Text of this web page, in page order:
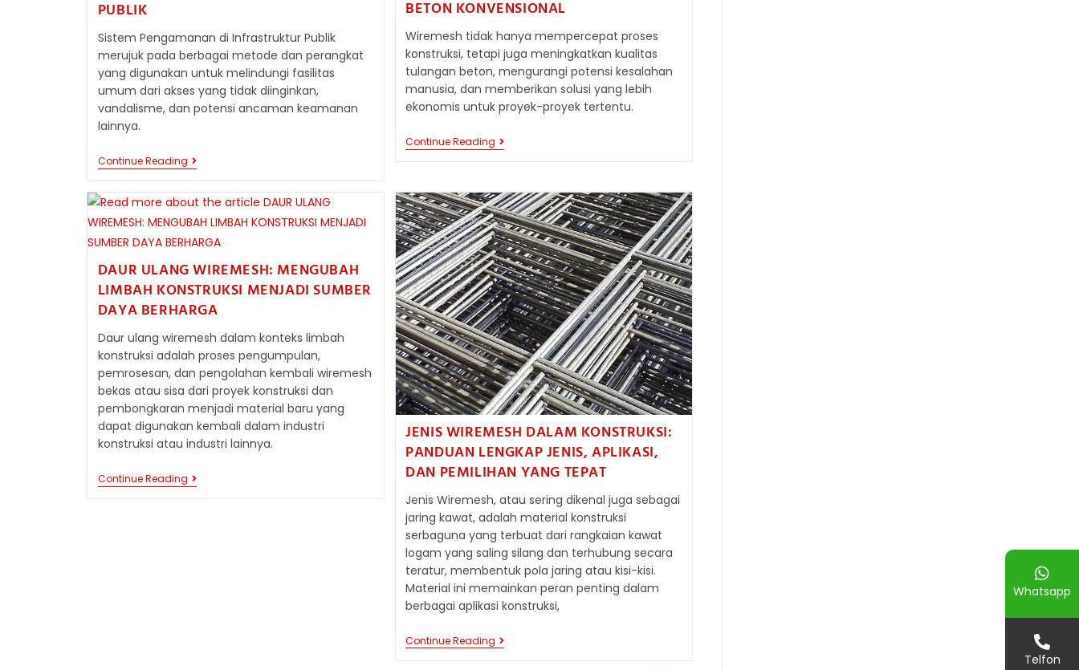
PUBLIK
Sistem Pengamanan di Infrastruktur Publik
merujuk pada berbagai metode dan perangkat
yang digunakan untuk melindungi fasilitas
umum dari akses yang tidak diinginkan,
vandalisme, dan potensi ancaman keamanan
lainnya.
Continue ReadingMANFAAT
WIREMESH
SISTEM
DI
INFRASTRUKTUR
PUBLIK
BETON KONVENSIONAL
Wiremesh tidak hanya mempercepat proses
konstruksi, tetapi juga meningkatkan kualitas
tulangan beton, mengurangi potensi kesalahan
manusia, dan memberikan solusi yang lebih
ekonomis untuk proyek-proyek tertentu.
Continue Reading KEUNTUNGAN
MENGGUNAKAN
TULANGAN
BETON
KONVENSIONAL
DAUR ULANG WIREMESH: MENGUBAH
LIMBAH KONSTRUKSI MENJADI SUMBER
DAYA BERHARGA
Daur ulang wiremesh dalam konteks limbah
konstruksi adalah proses pengumpulan,
pemrosesan, dan pengolahan kembali wiremesh
bekas atau sisa dari proyek konstruksi dan
pembongkaran menjadi material baru yang
dapat digunakan kembali dalam industri
konstruksi atau industri lainnya.
Continue ReadingDAUR
ULANG
JENIS WIREMESH DALAM KONSTRUKSI:
PANDUAN LENGKAP JENIS, APLIKASI,
DAN PEMILIHAN YANG TEPAT
Jenis Wiremesh, atau sering dikenal juga sebagai
jaring kawat, adalah material konstruksi
serbaguna yang terbuat dari rangkaian kawat
logam yang saling silang dan terhubung secara
teratur, membentuk pola jaring atau kisi-kisi.
Material ini memainkan peran penting dalam
berbagai aplikasi konstruksi,
Continue Reading JENIS
WIREMESH
Whatsapp
Telfon